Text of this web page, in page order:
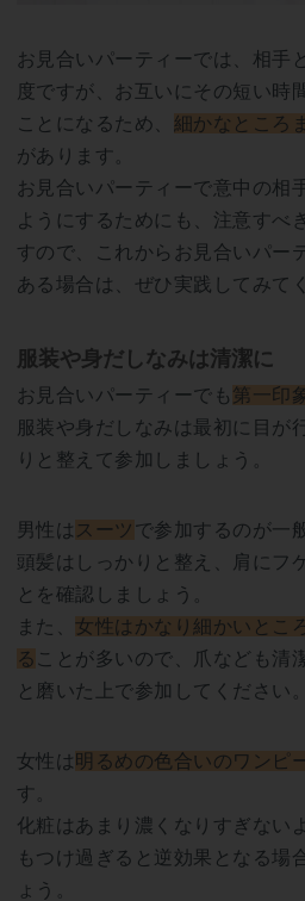
お見合いパーティーでは、相手
度ですが、お互いにその短い時
ことになるため、 細かなところ
があります。
お見合いパーティーで意中の相
ようにするためにも、注意すべ
すので、これからお見合いパー
ある場合は、ぜひ実践してみて
服装や身だしなみは清潔に
お見合いパーティーでも 第一印
服装や身だしなみは最初に目が
りと整えて参加しましょう。
男性は スーツ で参加するのが一
頭髪はしっかりと整え、肩にフ
とを確認しましょう。
また、 女性はかなり細かいとこ
る ことが多いので、爪なども清
と磨いた上で参加してください。
女性は 明るめの色合いのワンピ
す。
化粧はあまり濃くなりすぎない
もつけ過ぎると逆効果となる場
ょう。